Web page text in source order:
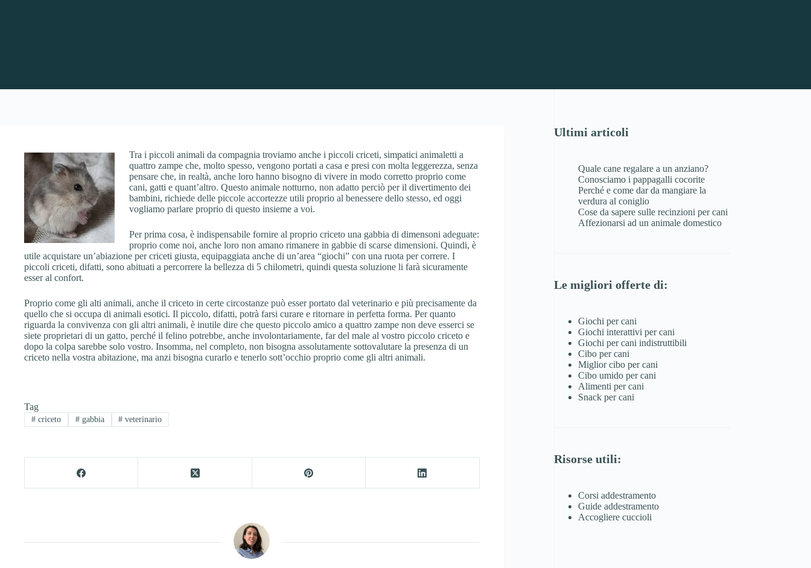
Tra i piccoli animali da compagnia troviamo anche i piccoli criceti, simpatici animaletti a
quattro zampe che, molto spesso, vengono portati a casa e presi con molta leggerezza, senza
pensare che, in realtà, anche loro hanno bisogno di vivere in modo corretto proprio come
cani, gatti e quant’altro. Questo animale notturno, non adatto perciò per il divertimento dei
bambini, richiede delle piccole accortezze utili proprio al benessere dello stesso, ed oggi
vogliamo parlare proprio di questo insieme a voi.
Per prima cosa, è indispensabile fornire al proprio criceto una gabbia di dimensoni adeguate:
proprio come noi, anche loro non amano rimanere in gabbie di scarse dimensioni. Quindi, è
utile acquistare un’abiazione per criceti giusta, equipaggiata anche di un’area “giochi” con una ruota per correre. I
piccoli criceti, difatti, sono abituati a percorrere la bellezza di 5 chilometri, quindi questa soluzione li farà sicuramente
esser al confort.
Proprio come gli alti animali, anche il criceto in certe circostanze può esser portato dal veterinario e più precisamente da
quello che si occupa di animali esotici. Il piccolo, difatti, potrà farsi curare e ritornare in perfetta forma. Per quanto
riguarda la convivenza con gli altri animali, è inutile dire che questo piccolo amico a quattro zampe non deve esserci se
siete proprietari di un gatto, perché il felino potrebbe, anche involontariamente, far del male al vostro piccolo criceto e
dopo la colpa sarebbe solo vostro. Insomma, nel completo, non bisogna assolutamente sottovalutare la presenza di un
criceto nella vostra abitazione, ma anzi bisogna curarlo e tenerlo sott’occhio proprio come gli altri animali.
Tag
#criceto #gabbia # veterinario
Ultimi articoli
Quale cane regalare a un anziano?
Conosciamo i pappagalli cocorite
Perché e come dar da mangiare la
verdura al coniglio
Cose da sapere sulle recinzioni per cani
Affezionarsi ad un animale domestico
Le migliori offerte di:
Giochi per cani
Giochi interattivi per cani
Giochi per cani indistruttibili
Cibo per cani
Miglior cibo per cani
Cibo umido per cani
Alimenti per cani
Snack per cani
Risorse utili:
Corsi addestramento
Guide addestramento
Accogliere cuccioli